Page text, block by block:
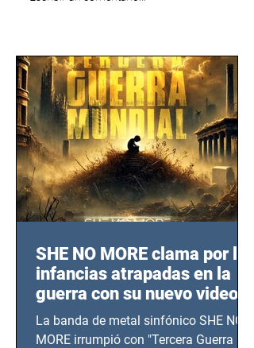
SHE NO MORE clama por las
infancias atrapadas en la
guerra con su nuevo video
TERCERA GUERRA
MUNDIAL
La banda de metal sinfónico SHE NO
MORE irrumpió con "Tercera Guerra